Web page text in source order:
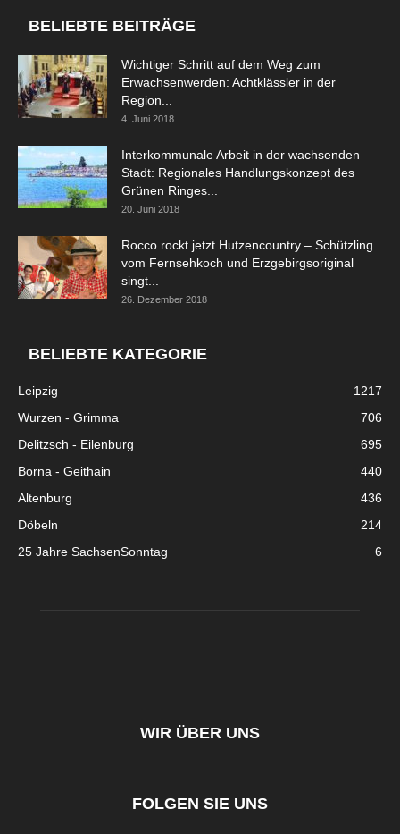
BELIEBTE BEITRÄGE
Wichtiger Schritt auf dem Weg zum
Erwachsenwerden: Achtklässler in der
Region...
4. Juni 2018
Interkommunale Arbeit in der wachsenden
Stadt: Regionales Handlungskonzept des
Grünen Ringes...
20. Juni 2018
Rocco rockt jetzt Hutzencountry – Schützling
vom Fernsehkoch und Erzgebirgsoriginal
singt...
26. Dezember 2018
BELIEBTE KATEGORIE
Leipzig
1217
Wurzen - Grimma
706
Delitzsch - Eilenburg
695
Borna - Geithain
440
Altenburg
436
Döbeln
214
25 Jahre SachsenSonntag
6
WIR ÜBER UNS
FOLGEN SIE UNS